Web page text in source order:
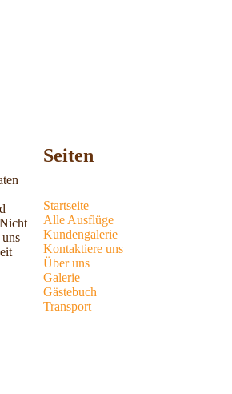
Seiten
Startseite
Alle Ausflüge
Kundengalerie
Kontaktiere uns
Über uns
Galerie
Gästebuch
Transport